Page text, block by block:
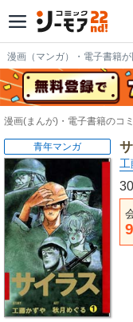
漫画（マンガ）・電子書籍
漫画(まんが)・電子書籍のコ
青年マンガ